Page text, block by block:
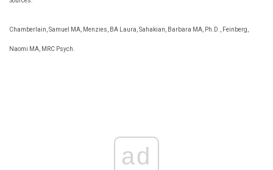
Chamberlain, Samuel MA, Menzies, BA Laura, Sahakian, Barbara MA, Ph.D., Feinberg,
Naomi MA, MRC Psych.
ad